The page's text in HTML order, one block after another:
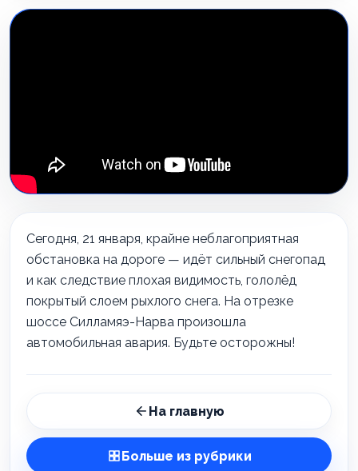
Сегодня, 21 января, крайне неблагоприятная
обстановка на дороге — идёт сильный снегопад
и как следствие плохая видимость, гололёд
покрытый слоем рыхлого снега. На отрезке
шоссе Силламяэ-Нарва произошла
автомобильная авария. Будьте осторожны!
На главную
Больше из рубрики